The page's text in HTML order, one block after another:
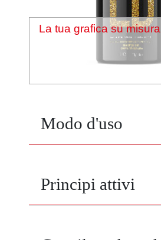
La tua grafica su misura
Modo d'uso
Principi attivi